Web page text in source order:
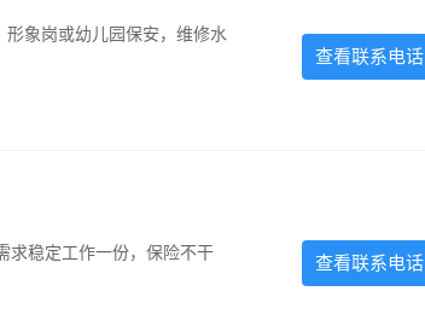
象岗或幼儿园保安，维修水
查看联系电话
求稳定工作一份，保险不干 查看联系电话